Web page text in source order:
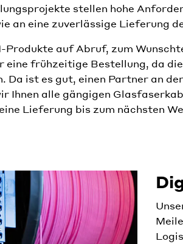
stellen hohe
an eine zuverlässige Lieferung
auf Abruf, zum
frühzeitige Bestellung, da
ist es gut, einen Partner an
Ihnen alle gängigen
Lieferung bis zum nächsten